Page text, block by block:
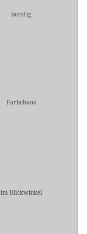
borstig
Farbchaos
im Blickwinkel